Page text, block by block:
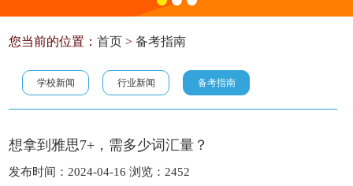
您当前的位置：首页 >备考指南
学校新闻 行业新闻 备考指南
想拿到雅思7+，需多少词汇量？
发布时间：2024-04-16 浏览：2452